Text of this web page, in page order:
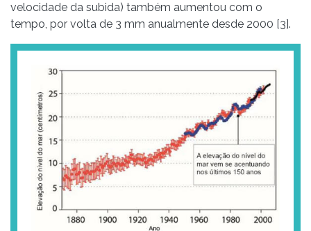
velocidade da subida) também aumentou com o
tempo, por volta de 3 mm anualmente desde 2000 [3].